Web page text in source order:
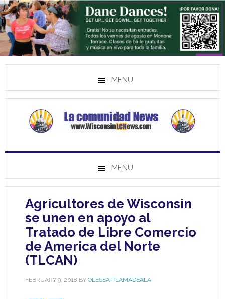
MENU
MENU
Agricultores de Wisconsin
se unen en apoyo al
Tratado de Libre Comercio
de America del Norte
(TLCAN)
FEBRUARY 9, 2018 BY OLESEA PLAMADEALA